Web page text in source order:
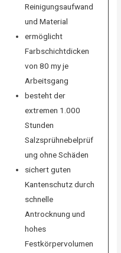
Reinigungsaufwand
und Material
ermöglicht
Farbschichtdicken
von 80 my je
Arbeitsgang
besteht der
extremen 1.000
Stunden
Salzsprühnebelprüf
ung ohne Schäden
sichert guten
Kantenschutz durch
schnelle
Antrocknung und
hohes
Festkörpervolumen